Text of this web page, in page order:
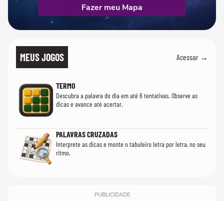
Fazer meu Mapa
MEUS JOGOS Acessar →
TERMO
Descubra a palavra do dia em até 6 tentativas. Observe as
dicas e avance até acertar.
PALAVRAS CRUZADAS
Interprete as dicas e monte o tabuleiro letra por letra, no seu
ritmo.
PUBLICIDADE